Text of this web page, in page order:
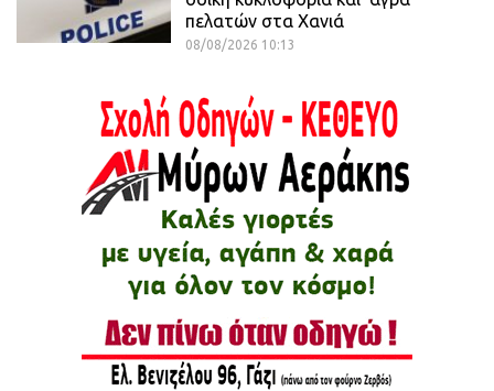
πελατών στα Χανιά
08/08/2026 10:13